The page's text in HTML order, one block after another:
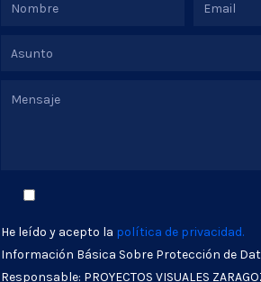
He leído y acepto la política de privacidad.
Información Básica Sobre Protección de
Responsable: PROYECTOS VISUALES